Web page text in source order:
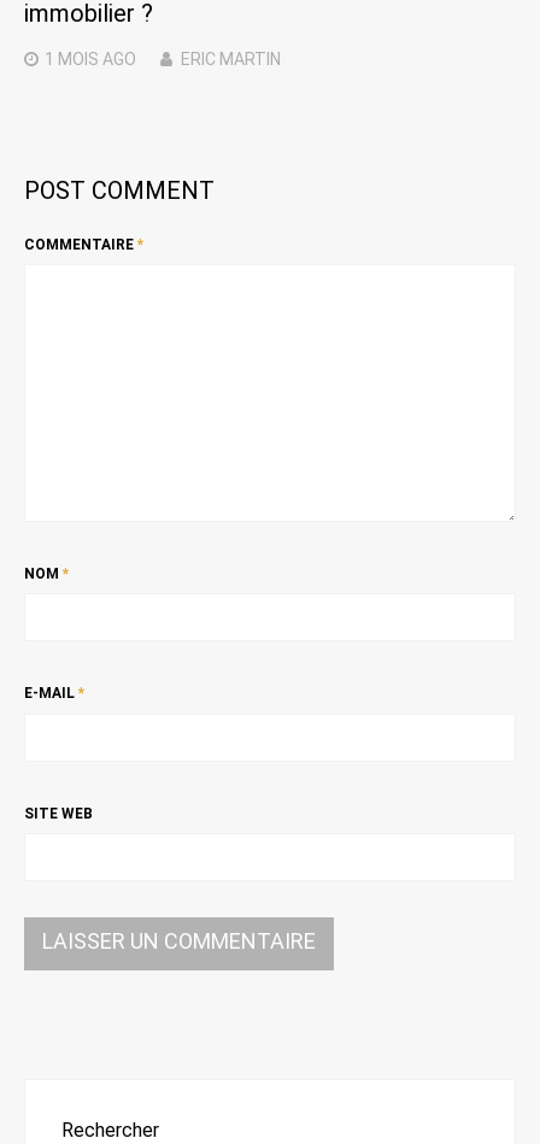
immobilier ?
1 MOIS AGO ERIC MARTIN
POST COMMENT
COMMENTAIRE *
NOM *
E-MAIL *
SITE WEB
Rechercher